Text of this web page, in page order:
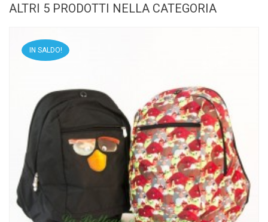
ALTRI 5 PRODOTTI NELLA CATEGORIA
IN SALDO!